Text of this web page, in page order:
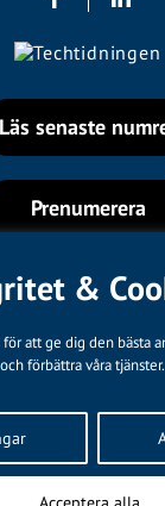
&
för att ge dig den bästa
förbättra våra tjänster.
Läs senaste
Prenumerera